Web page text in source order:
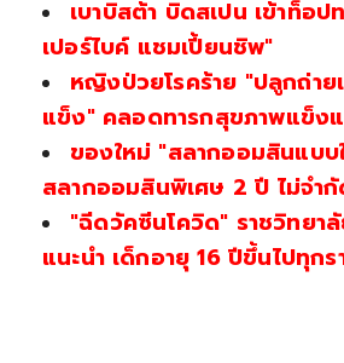
เบาบิสต้า บิดสเปน เข้าท็อ
เปอร์ไบค์ แชมเปี้ยนชิพ"
หญิงป่วยโรคร้าย "ปลูกถ่าย
แข็ง" คลอดทารกสุขภาพแข็ง
ของใหม่ "สลากออมสินแบบ
สลากออมสินพิเศษ 2 ปี ไม่จำกั
"ฉีดวัคซีนโควิด" ราชวิทยา
แนะนำ เด็กอายุ 16 ปีขึ้นไปทุกร